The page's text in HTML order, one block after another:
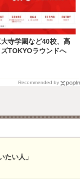
寺学園など40校、高
TOKYOラウンドへ
Recommended by
たい人」